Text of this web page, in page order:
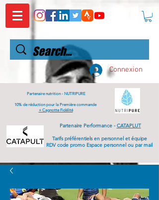
Connexion
Partenaire nutrition - NUTRIPURE
10% de réduction pour la Première commande
+ Cagnotte Fidélité
Partenaire Performance -CATAPLUT
Tarifspréférentielsen personnel et équipe
RDV code promo Espace personnel ou par mail